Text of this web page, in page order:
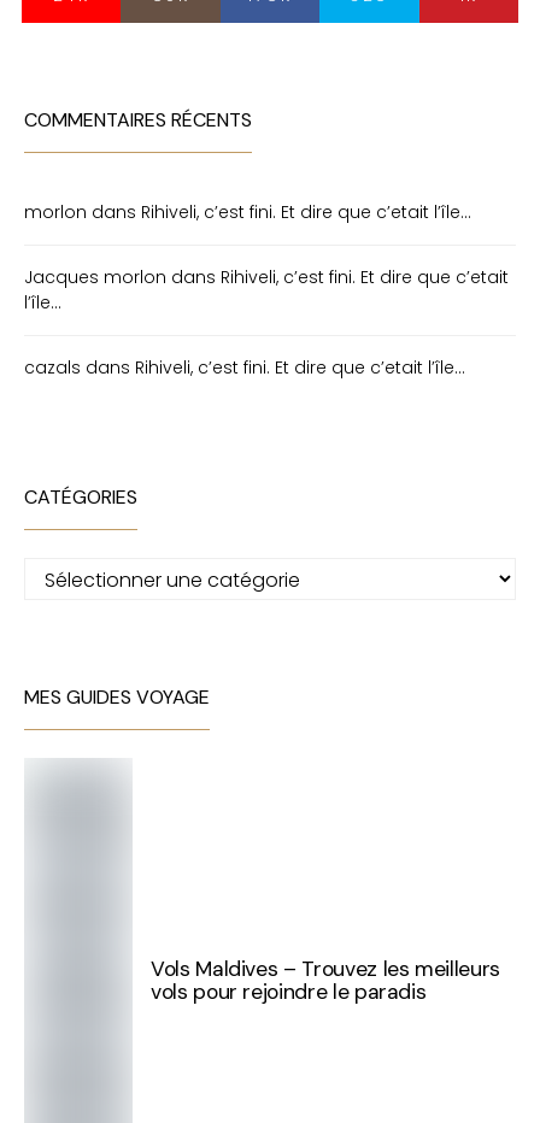
COMMENTAIRES RÉCENTS
morlon dans Rihiveli, c’est fini. Et dire que c’etait l’île…
Jacques morlon dans Rihiveli, c’est fini. Et dire que c’etait
l’île…
cazals dans Rihiveli, c’est fini. Et dire que c’etait l’île…
CATÉGORIES
Catégories
MES GUIDES VOYAGE
Vols Maldives – Trouvez les meilleurs
vols pour rejoindre le paradis